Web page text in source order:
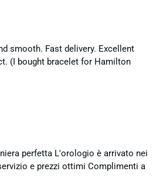
smooth. Fast delivery. Excellent
(I bought bracelet for Hamilton
perfetta L'orologio è arrivato nei
e prezzi ottimi Complimenti a